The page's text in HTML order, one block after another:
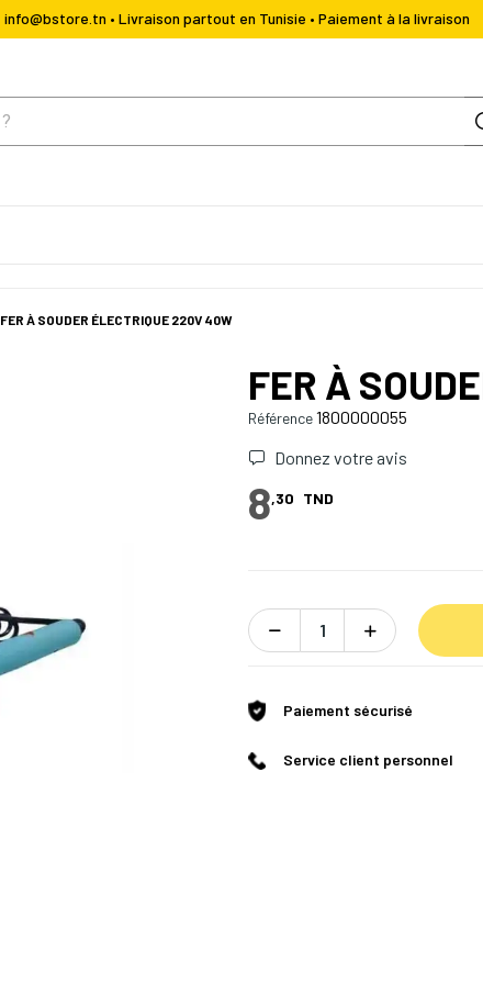
info@bstore.tn • Livraison partout en Tunisie • Paiement à la livraison
FER À SOUDER ÉLECTRIQUE 220V 40W
FER À
Référence1800000055
Donnez votre avis
8,30 TND
Paiement sécurisé
Service client personnel